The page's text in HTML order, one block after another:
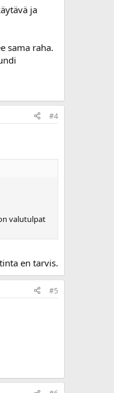
ja
sama raha.
#4
valutulpat
en tarvis.
#5